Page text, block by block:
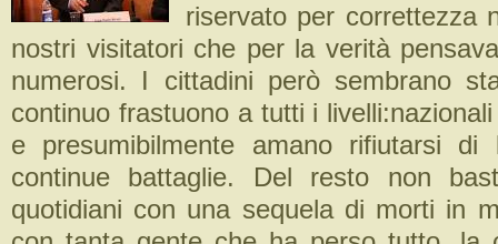
riservato per correttezza
nostri visitatori che per la verità
numerosi. I cittadini però sembrano
continuo frastuono a tutti i
e presumibilmente amano rifiutarsi di
continue battaglie. Del resto non
quotidiani con una sequela di morti in